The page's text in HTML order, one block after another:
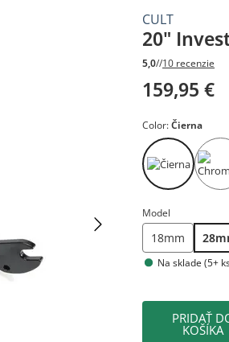
CULT
20"
5,0//10 recenzie
159,95 €
Color:Čierna
Model
18mm
Na sklade (5+
PRIDAŤ
KOŠÍKA